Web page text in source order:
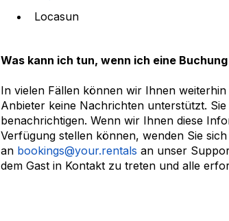
Locasun
Was kann ich tun, wenn ich eine
In vielen Fällen können wir Ihnen
Anbieter keine Nachrichten unterstützt.
benachrichtigen. Wenn wir Ihnen diese
Verfügung stellen können, wenden Sie
an bookings@your.rentals an unser
dem Gast in Kontakt zu treten und alle